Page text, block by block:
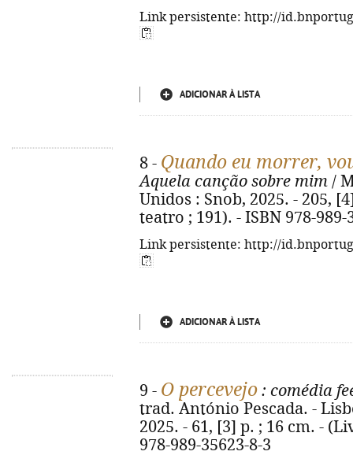
Link persistente: http://
ADICIONAR À LISTA
8 - Quando eu morrer,
Aquela canção sobre mim /
Unidos : Snob, 2025. - 205,
teatro ; 191). - ISBN 978-989-
Link persistente: http://
ADICIONAR À LISTA
9 - O percevejo : comédia
trad. António Pescada. -
2025. - 61, [3] p. ; 16 cm. -
978-989-35623-8-3